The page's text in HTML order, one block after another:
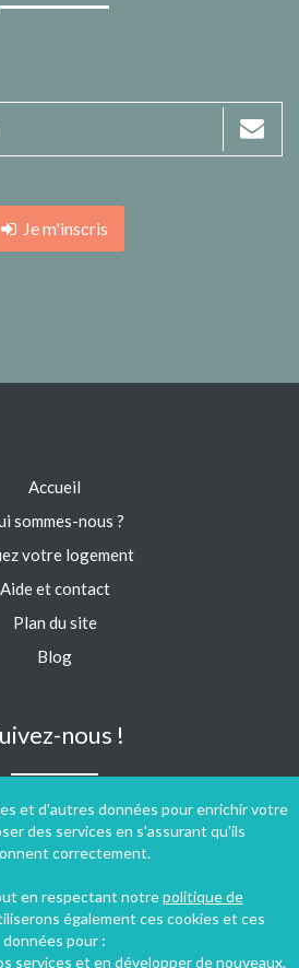
Je m'inscris
et d'autres données pour enrichir votre
des services en s'assurant qu'ils
correctement.
en respectant notrepolitique de
également ces cookies et ces
données pour :
services et en développer de nouveaux.
Accueil
sommes-nous ?
votre logement
Aide et contact
Plan du site
Blog
nous !